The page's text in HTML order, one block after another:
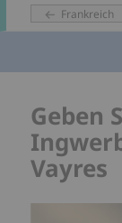
Frankreich
Geben
Vayres